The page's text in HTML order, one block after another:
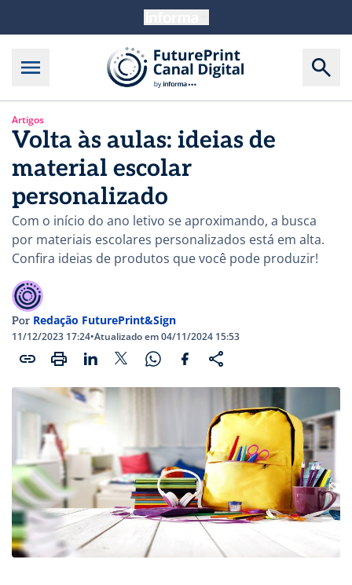
Artigos
Volta às aulas: ideias de
material escolar
personalizado
Com o início do ano letivo se aproximando, a busca
por materiais escolares personalizados está em alta.
Confira ideias de produtos que você pode produzir!
Por Redação FuturePrint&Sign
11/12/2023 17:24•Atualizado em 04/11/2024 15:53